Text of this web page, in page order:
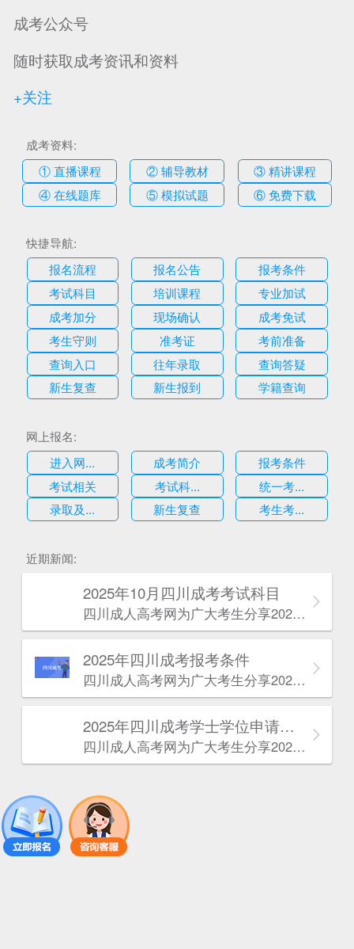
成考公众号
随时获取成考资讯和资料
+关注
成考资料:
① 直播课程
② 辅导教材
③ 精讲课程
④ 在线题库
⑤ 模拟试题 ⑥ 免费下载
快捷导航:
报名流程
报名公告
报考条件
考试科目
培训课程
专业加试
成考加分
现场确认
成考免试
考生守则
准考证
考前准备
查询入口
往年录取
查询答疑
新生复查
新生报到 学籍查询
网上报名:
进入网...
成考简介
报考条件
考试相关
考试科...
统一考...
录取及...
新生复查 考生考...
近期新闻:
2025年10月四川成考考试科目
四川成人高考网​为广大考生分享2025年10月四川成考考试科目。为广大在职人员和社会人士提供学历提升的机会。更多四川成考考试信息，欢迎在线访问四川成人高考网。
2025年‌‌‌‌四川成考报考条件
四川成人高考网​为广大考生分享2025年‌‌‌‌四川成考报考条件。为广大在职人员和社会人士提供学历提升的机会。更多四川成考考试信息，欢迎在线访问四川成人高考网。
2025年‌‌‌‌四川成考学士学位申请条件
四川成人高考网​为广大考生分享2025年‌‌‌‌四川成考学士学位申请条件。为广大在职人员和社会人士提供学历提升的机会。更多四川成考考试信息，欢迎在线访问四川成人高考网。